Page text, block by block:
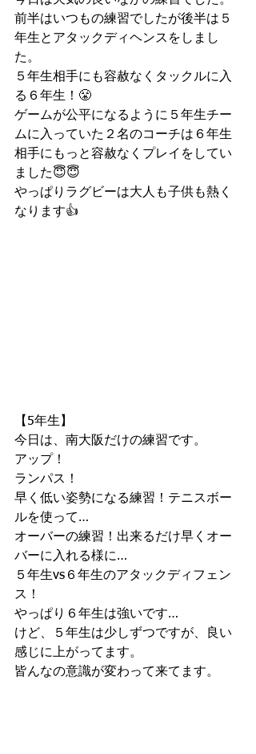
前半はいつもの練習でしたが後半は５
年生とアタックディヘンスをしまし
た。
５年生相手にも容赦なくタックルに入
る６年生！😤
ゲームが公平になるように５年生チー
ムに入っていた２名のコーチは６年生
相手にもっと容赦なくプレイをしてい
ました😇😇
やっぱりラグビーは大人も子供も熱く
なります👍
【5年生】
今日は、南大阪だけの練習です。
アップ！
ランパス！
早く低い姿勢になる練習！テニスボー
ルを使って…
オーバーの練習！出来るだけ早くオー
バーに入れる様に…
５年生vs６年生のアタックディフェン
ス！
やっぱり６年生は強いです…
けど、５年生は少しずつですが、良い
感じに上がってます。
皆んなの意識が変わって来てます。